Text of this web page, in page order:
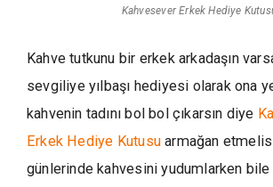
Kahvesever Erkek Hediye
Kahve tutkunu bir erkek arkadaşın
sevgiliye yılbaşı hediyesi olarak ona
kahvenin tadını bol bol çıkarsın diye
Erkek Hediye Kutusuarmağan
günlerinde kahvesini yudumlarken bile